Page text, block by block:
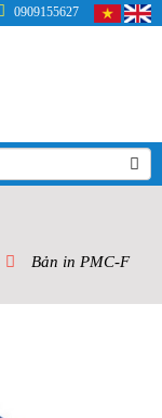
0909155627
Bản in PMC-F